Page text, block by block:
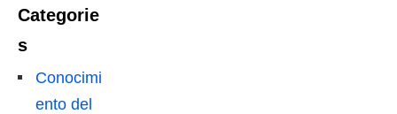
Categorie
s
Conocimi
ento del